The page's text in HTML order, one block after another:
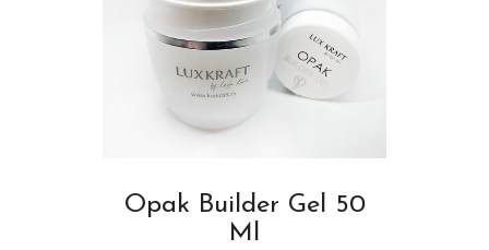
Opak Builder Gel 50
Ml